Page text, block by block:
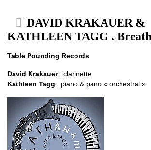
DAVID KRAKAUER &
KATHLEEN TAGG .
Table Pounding Records
David Krakauer: clarinette
Kathleen Tagg : piano & pano « orchestral »